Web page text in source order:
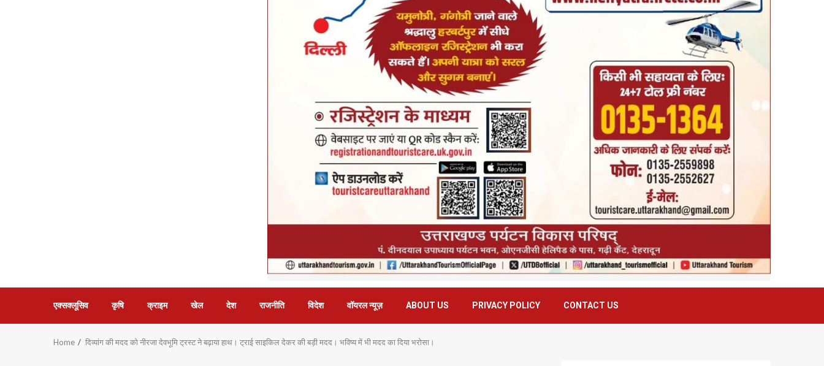
एक्सक्लूसिव कृषि क्राइम खेल देश राजनीति विदेश वॉयरल न्यूज़ ABOUT US PRIVACY POLICY CONTACT US
Home दिव्यांग की मदद को नीरजा देवभूमि ट्रस्ट ने बढ़ाया हाथ। ट्राई साइकिल देकर की बड़ी मदद। भविष्य में भी मदद का दिया भरोसा।